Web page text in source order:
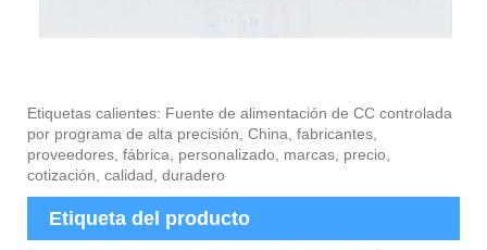
Etiquetas calientes: Fuente de alimentación de CC controlada
por programa de alta precisión, China, fabricantes,
proveedores, fábrica, personalizado, marcas, precio,
cotización, calidad, duradero
Etiqueta del producto